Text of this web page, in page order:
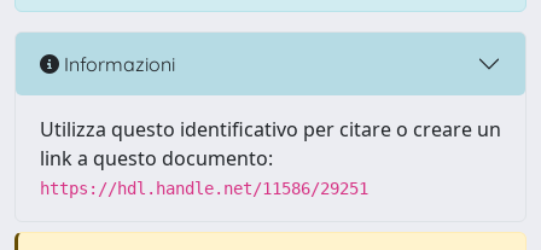
Informazioni
Utilizza questo identificativo per citare o creare un
link a questo documento:
https://hdl.handle.net/11586/29251